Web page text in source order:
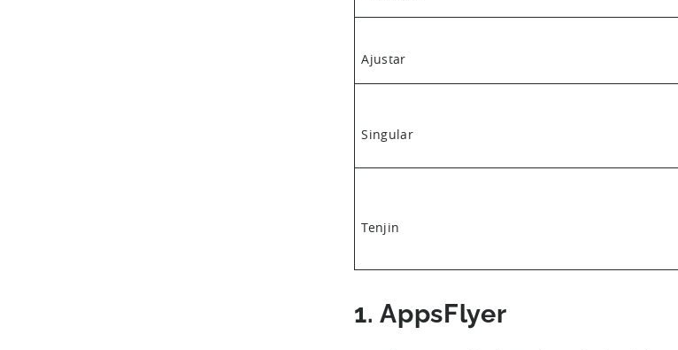
Ajustar
Singular
Tenjin
1. AppsFlyer